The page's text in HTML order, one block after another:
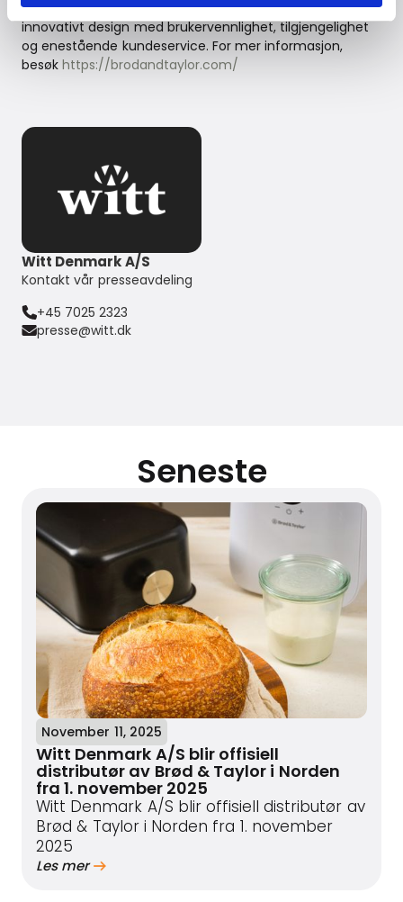
krevende prosessen til en enkel glede – ved å kombinere
innovativt design med brukervennlighet, tilgjengelighet
og enestående kundeservice. For mer informasjon,
besøkhttps://brodandtaylor.com/
Witt Denmark A/S
Kontakt vår presseavdeling
+45 7025 2323
presse@witt.dk
Seneste
November 11, 2025
Witt Denmark A/S blir offisiell
distributør av Brød & Taylor i Norden
fra 1. november 2025
Witt Denmark A/S blir offisiell distributør av
Brød & Taylor i Norden fra 1. november
2025
Les mer